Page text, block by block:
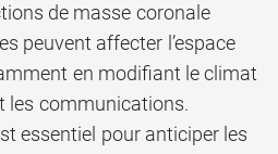
de masse coronale
peuvent affecter l’espace
en modifiant le climat
les communications.
essentiel pour anticiper les